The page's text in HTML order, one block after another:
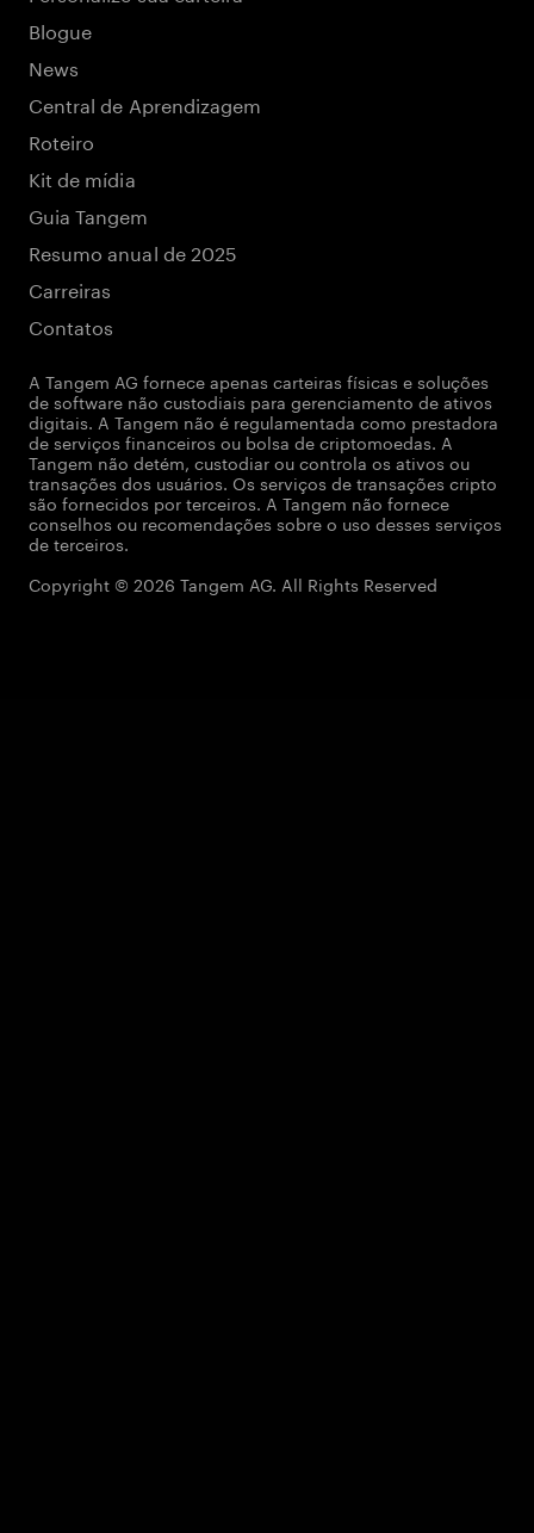
Blogue
News
Central de Aprendizagem
Roteiro
Kit de mídia
Guia Tangem
Resumo anual de 2025
Carreiras
Contatos
A Tangem AG fornece apenas carteiras físicas e soluções
de software não custodiais para gerenciamento de ativos
digitais. A Tangem não é regulamentada como prestadora
de serviços financeiros ou bolsa de criptomoedas. A
Tangem não detém, custodiar ou controla os ativos ou
transações dos usuários. Os serviços de transações cripto
são fornecidos por terceiros. A Tangem não fornece
conselhos ou recomendações sobre o uso desses serviços
de terceiros.